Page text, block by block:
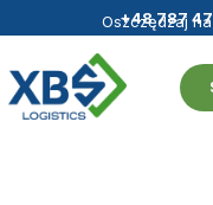
Oszczędzaj
-
+48 787